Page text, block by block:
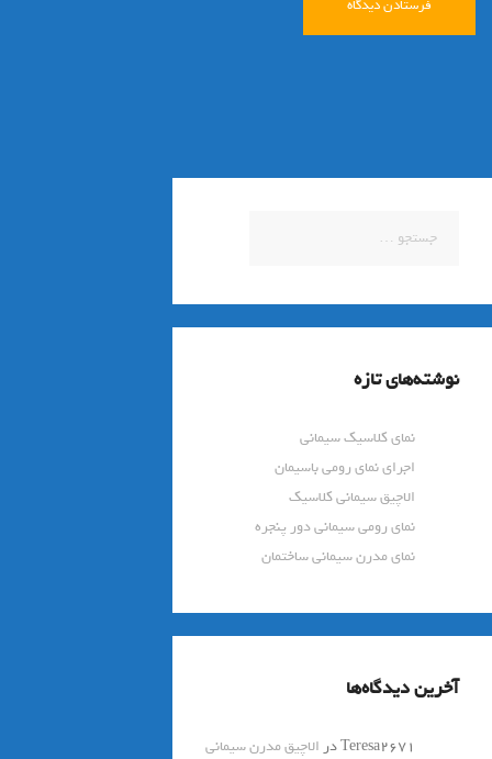
برای:
نوشته‌های تازه
نمای کلاسیک سیمانی
اجرای نمای رومی باسیمان
الاچیق سیمانی کلاسیک
نمای رومی سیمانی دور پنجره
نمای مدرن سیمانی ساختمان
آخرین دیدگاه‌ها
Teresa2671در الاچیق مدرن سیمانی